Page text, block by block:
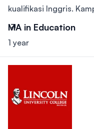
kualifikasi Inggris.
MA in Education
1 year